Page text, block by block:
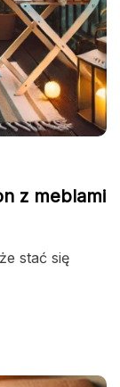
z meblami
stać się